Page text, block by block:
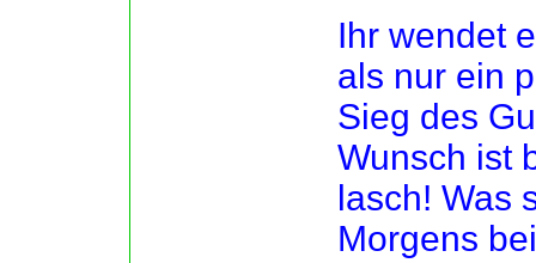
Ihr wendet
als nur ein
Sieg des
Wunsch ist
lasch! Was
Morgens